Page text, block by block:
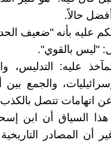
حالاً.
عليه بأنه "ضعيف
"ليس بالقوي".
عليه: التدليس،
اتهامات تتصل
السياق أن ابن
أن المصادر